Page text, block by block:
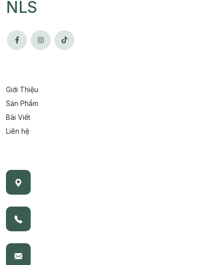
NLS
Giới Thiệu
Sản Phẩm
Bài Viết
Liên hệ